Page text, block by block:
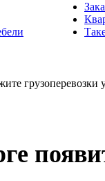
грузоперевозки